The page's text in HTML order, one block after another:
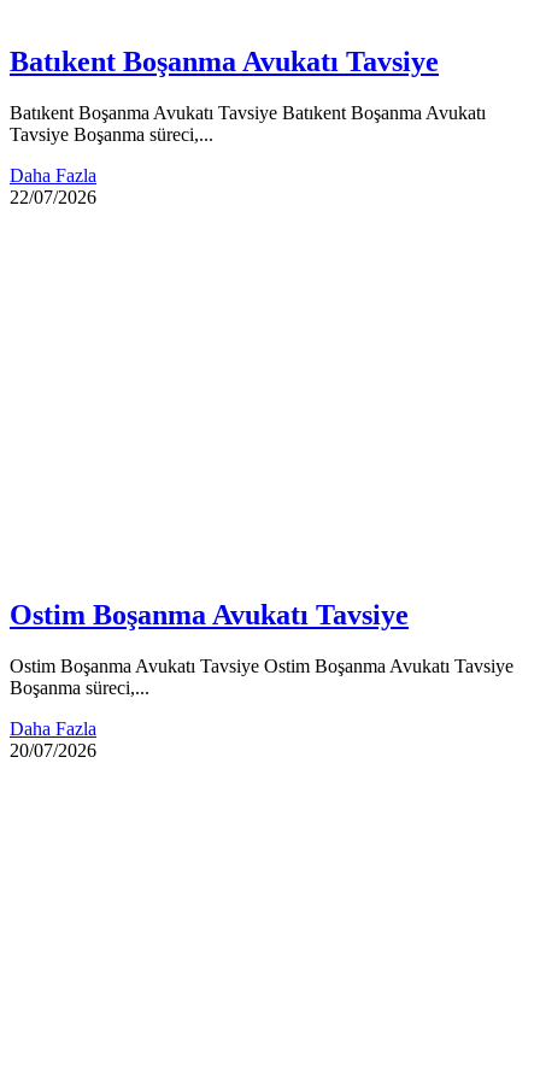
Batıkent Boşanma Avukatı Tavsiye
Batıkent Boşanma Avukatı Tavsiye Batıkent Boşanma Avukatı
Tavsiye Boşanma süreci,...
Daha Fazla
22/07/2026
Ostim Boşanma Avukatı Tavsiye
Ostim Boşanma Avukatı Tavsiye Ostim Boşanma Avukatı Tavsiye
Boşanma süreci,...
Daha Fazla
20/07/2026